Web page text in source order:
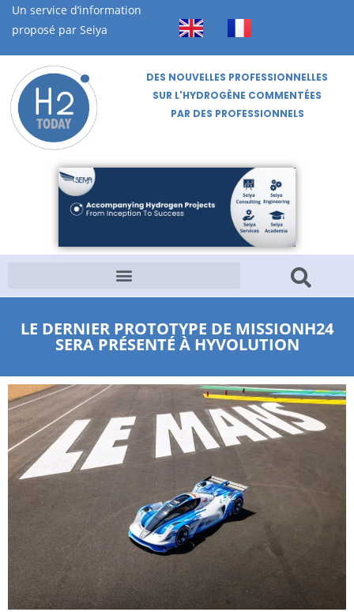
Un service d’information
proposé par Seiya
DES NOUVELLES PROFESSIONNELLES
SUR L'HYDROGÈNE COMMENTÉES
PAR DES PROFESSIONNELS
LE DERNIER PROTOTYPE DE MISSIONH24
SERA PRÉSENTÉ À HYVOLUTION